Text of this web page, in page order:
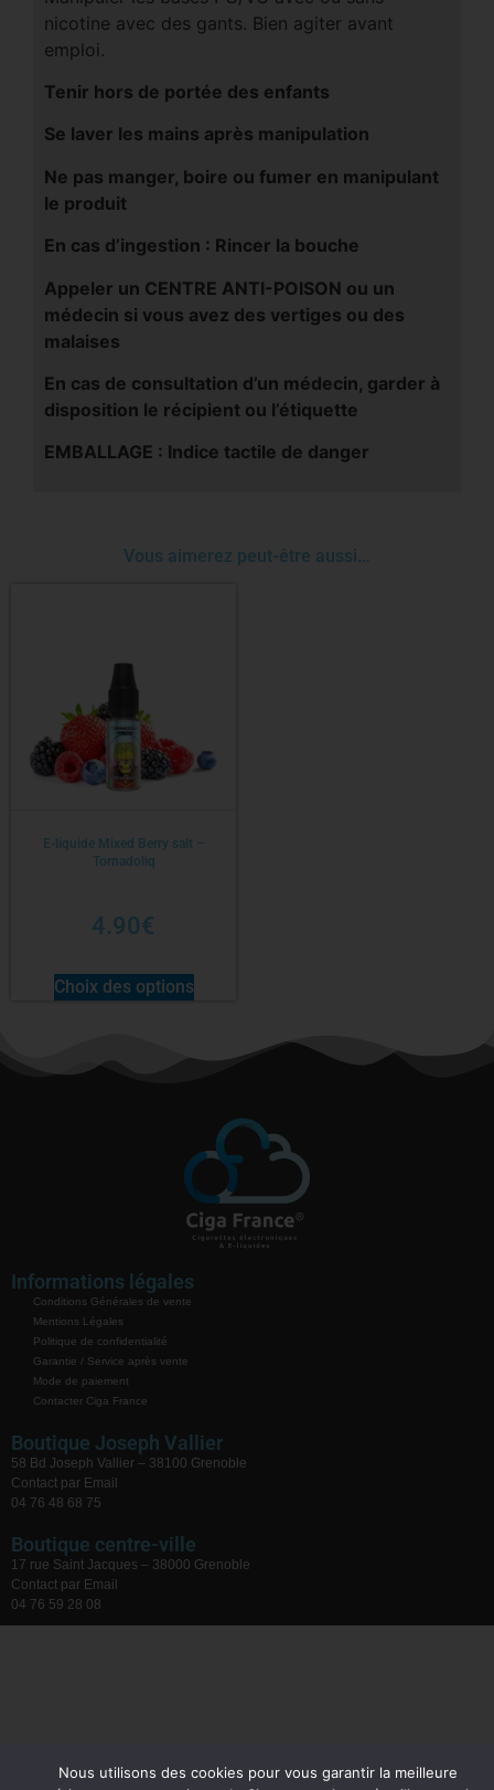
nicotine avec des gants. Bien agiter avant
emploi.
Tenir hors de portée des enfants
Se laver les mains après manipulation
Ne pas manger, boire ou fumer en manipulant
le produit
En cas d’ingestion : Rincer la bouche
Appeler un CENTRE ANTI-POISON ou un
médecin si vous avez des vertiges ou des
malaises
En cas de consultation d’un médecin, garder à
disposition le récipient ou l’étiquette
EMBALLAGE : Indice tactile de danger
Vous aimerez peut-être aussi…
E-liquide Mixed Berry salt –
Tornadoliq
4.90€
Choix des options
Informations légales
Conditions Générales de vente
Mentions Légales
Politique de confidentialité
Garantie / Service après vente
Mode de paiement
Contacter Ciga France
Boutique Joseph Vallier
58 Bd Joseph Vallier – 38100 Grenoble
Contact par Email
04 76 48 68 75
Boutique centre-ville
17 rue Saint Jacques – 38000 Grenoble
Contact par Email
04 76 59 28 08
Nous utilisons des cookies pour vous garantir la meilleure